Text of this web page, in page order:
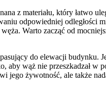
z materiału, który łatwo
odpowiedniej odległości
Warto zacząć od
do elewacji budynku.
wąż nie przeszkadzał w
jego żywotność, ale także